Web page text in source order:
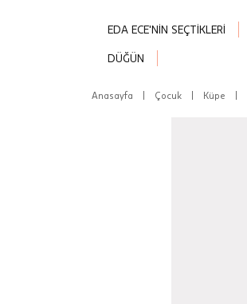
EDA ECE'NİN SEÇTİKLERİ
DÜĞÜN
Anasayfa Çocuk Küpe